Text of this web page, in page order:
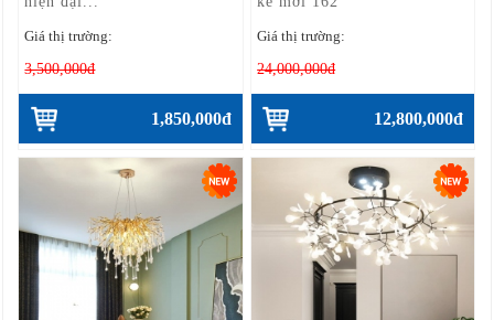
Giá thị trường:
3,500,000đ
1,850,000đ
Giá thị trường:
24,000,000đ
12,800,000đ